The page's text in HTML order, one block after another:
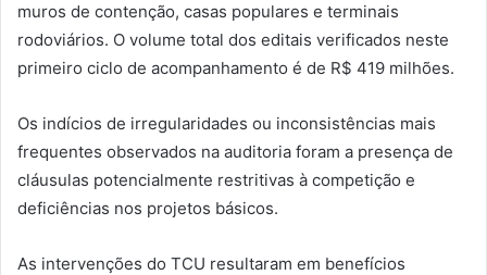
muros de contenção, casas populares e terminais
rodoviários. O volume total dos editais verificados neste
primeiro ciclo de acompanhamento é de R$ 419 milhões.
Os indícios de irregularidades ou inconsistências mais
frequentes observados na auditoria foram a presença de
cláusulas potencialmente restritivas à competição e
deficiências nos projetos básicos.
As intervenções do TCU resultaram em benefícios